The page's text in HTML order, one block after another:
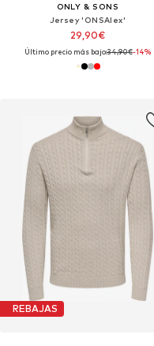
ONLY & SONS
Jersey 'ONSAlex'
29,90€
Último precio más bajo:34,90€-14%
REBAJAS